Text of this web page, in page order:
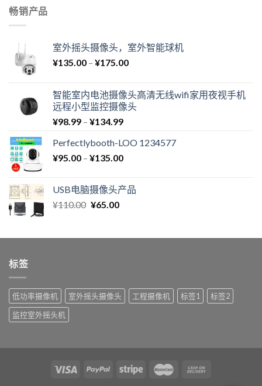
畅销产品
室外摇头摄像头，室外智能球机
¥135.00 – ¥175.00
智能室内电池摄像头高清无线wifi家用夜视手机
远程小型监控摄像头
¥98.99 – ¥134.99
Perfectlybooth-LOO 1234577
¥95.00 – ¥135.00
USB电脑摄像头产品
¥110.00 ¥65.00
标签
低功率摄像机 室外摇头摄像头 工程摄像机 标签1
标签2
监控室外摇头机